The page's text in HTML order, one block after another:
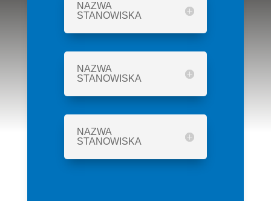
NAZWA
STANOWISKA
NAZWA
STANOWISKA
NAZWA
STANOWISKA